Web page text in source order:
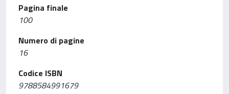
Pagina finale
100
Numero di pagine
16
Codice ISBN
9788584991679